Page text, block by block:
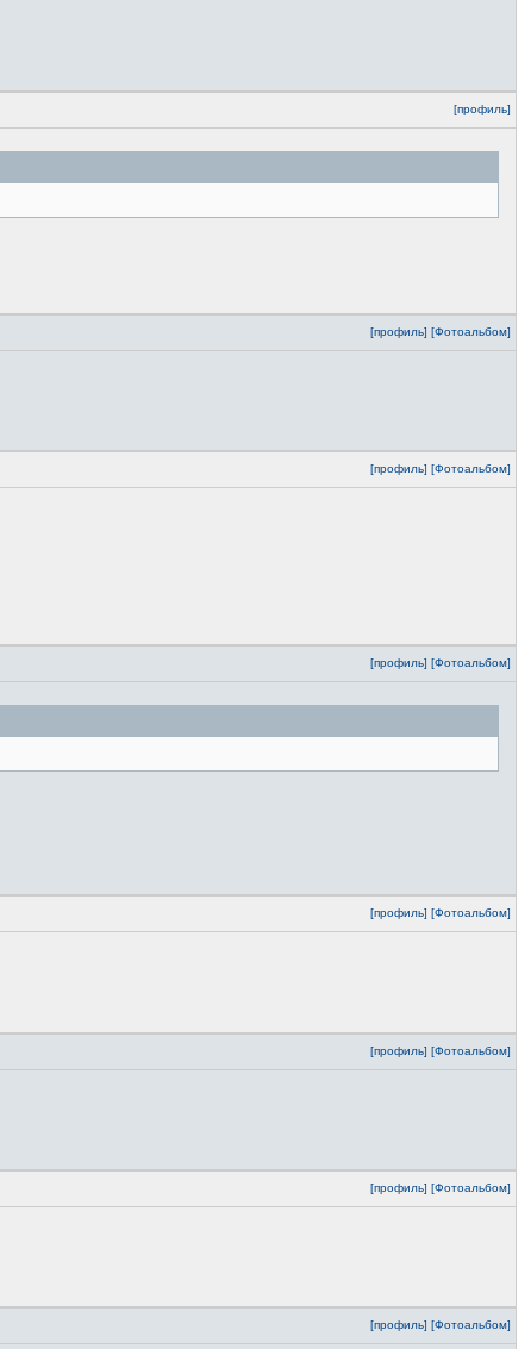
[профиль]
[профиль] [Фотоальбом]
[профиль] [Фотоальбом]
[профиль] [Фотоальбом]
[профиль] [Фотоальбом]
[профиль] [Фотоальбом]
[профиль] [Фотоальбом]
[профиль] [Фотоальбом]